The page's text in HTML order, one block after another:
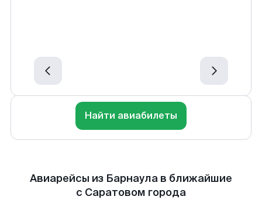
Найти авиабилеты
Авиарейсы из Барнаула в ближайшие
с Саратовом города